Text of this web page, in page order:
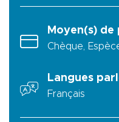
Moyen(s)
Chèque,
Langues
Français